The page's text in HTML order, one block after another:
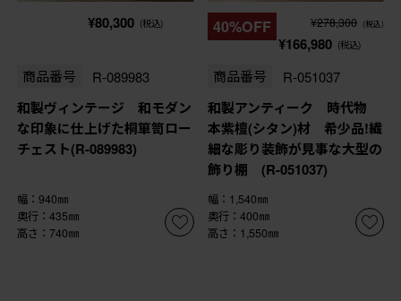
¥80,300 (税込)
商品番号 R-089983
和製ヴィンテージ 和モダン
な印象に仕上げた桐箪笥ロー
チェスト(R-089983)
幅：940㎜
奥行：435㎜
高さ：740㎜
40%OFF ¥278,300 (税込)
¥166,980 (税込)
商品番号 R-051037
和製アンティーク 時代物
本紫檀(シタン)材 希少品!繊
細な彫り装飾が見事な大型の
飾り棚 (R-051037)
幅：1,540㎜
奥行：400㎜
高さ：1,550㎜